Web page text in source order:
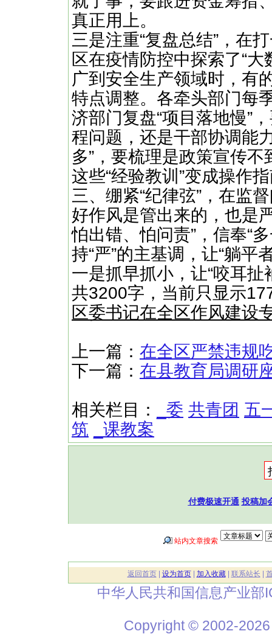
真正用上。
三是注重“复盘总结”，在
区在疫情防控中探索了“
广到安全生产领域时，有
特点调整。各牵头部门每
济部门复盘“项目落地慢”
程问题，还是干部协调能
多”，要梳理是政策宣传
这些“经验教训”变成操作
三、绷紧“纪律弦”，在监
好作风是管出来的，也是
怕出错、怕问责”，信奉“
持“严”的主基调，让“躺平
一是抓早抓小，让“咬耳
共3200字，当前只显示
区委书记在全区作风建设
上一篇： 在全区严禁违规
下一篇： 在县教育局调研
相关栏目： _委 共青团 五
筑
_课教案
付费极速开通 投稿加
站内文章搜索
返回首页| 设为首页| 加入收藏| 联系站长
中华人民共和国信息产业部
Copyright © 2002-